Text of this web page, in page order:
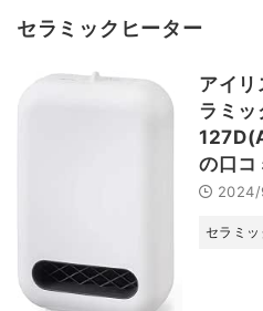
セラミックヒーター
アイリ
ラミ
の口コ
セラミ